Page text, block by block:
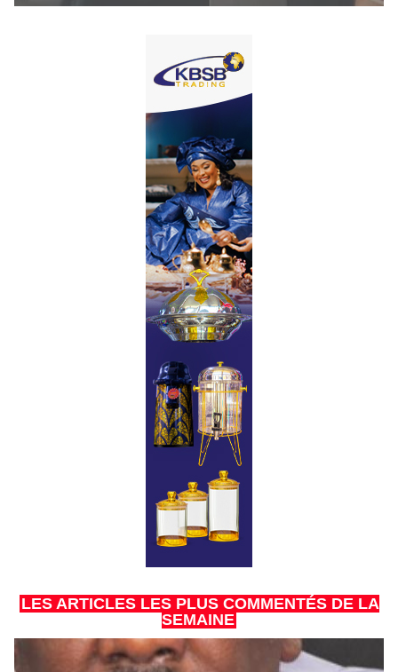
LES ARTICLES LES PLUS COMMENTÉS DE LA
SEMAINE